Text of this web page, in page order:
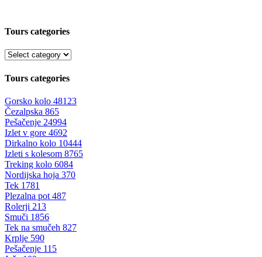
Tours categories
Tours categories
Gorsko kolo 48123
Čezalpska 865
Pešačenje 24994
Izlet v gore 4692
Dirkalno kolo 10444
Izleti s kolesom 8765
Treking kolo 6084
Nordijska hoja 370
Tek 1781
Plezalna pot 487
Rolerji 213
Smuči 1856
Tek na smučeh 827
Krplje 590
Pešačenje 115